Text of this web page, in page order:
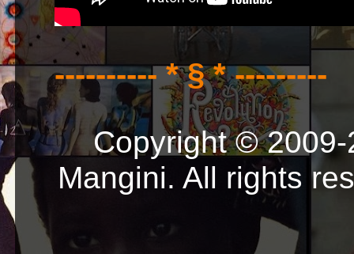
---------- * § * ---------
Copyright ©
Mangini. All rights